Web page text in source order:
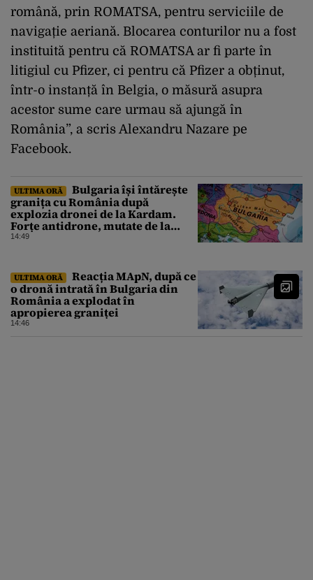
română, prin ROMATSA, pentru serviciile de
navigație aeriană. Blocarea conturilor nu a fost
instituită pentru că ROMATSA ar fi parte în
litigiul cu Pfizer, ci pentru că Pfizer a obținut,
într-o instanță în Belgia, o măsură asupra
acestor sume care urmau să ajungă în
România”, a scris Alexandru Nazare pe
Facebook.
ULTIMA ORĂ
Bulgaria își întărește
granița cu România după
explozia dronei de la Kardam.
Forțe antidrone, mutate de la
frontiera cu Turcia
14:49
ULTIMA ORĂ
Reacția MApN, după ce
o dronă intrată în Bulgaria din
România a explodat în
apropierea graniței
14:46